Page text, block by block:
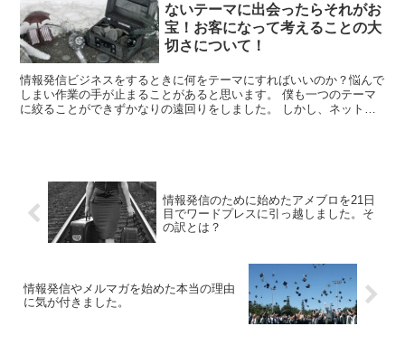
ないテーマに出会ったらそれがお
宝！お客になって考えることの大
切さについて！
情報発信ビジネスをするときに何をテーマにすればいいのか？悩んで
しまい作業の手が止まることがあると思います。 僕も一つのテーマ
に絞ることができずかなりの遠回りをしました。 しかし、ネットで
情報発信のために始めたアメブロを21日
目でワードプレスに引っ越しました。そ
の訳とは？
情報発信やメルマガを始めた本当の理由
に気が付きました。